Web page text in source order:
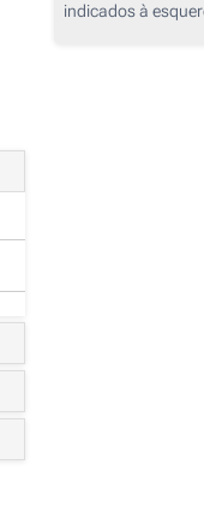
indicados à